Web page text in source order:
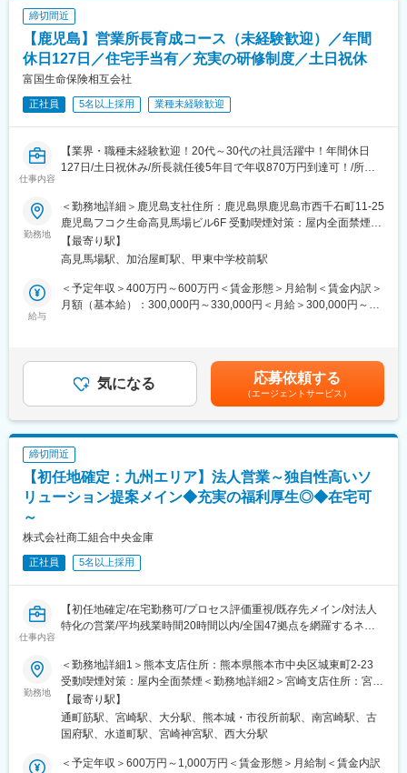
■アクサGについて
アクサは1817年にフランスで生まれ、世界51の国と地域にサービ
ス提供をする保険及び資産運用分野の世界的リーディングカンパ
ニーです。
を行う箇所を判断します。
（4）見積書の作成および事務・管理業務：修理費を算出し、修理
の計画を工場側と打ち合わせて見積書や報告書を提出します。
（5）示談交渉：お客さま、事故の相手方との交渉を行います。
他社と比較して業務の幅が広いです。これにより、業務の理解度
の場面でも調べる業務が含まれているため、多様な業務経験を得
ることができます。
■資格取得サポートについて
先輩の業務をサポートしながら、アジャスター資格取得に向けて
試験勉強に取り組んでいただきます。アジャスターは、立会調査
の基礎を学ぶ見習からスタートし、初級→3級→2級とランクアッ
資格取得に向けて各種社内研修と自研センター（損害保険会社が
設立した研修施設）での基礎研修で、働きながらアジャスターの
見習い資格取得後：概ね変わりません。プラス6万円程です。
初級資格取得を目指す(目安入社2年目、取得後377万円～414万
年目、取得後570万円～966万円)
変更の範囲：会社の定める業務
締切間近
【鹿児島】営業所長育成コース（未経験歓迎）／年間
休日127日／住宅手当有／充実の研修制度／土日祝休
富国生命保険相互会社
正社員 5名以上採用 業種未経験歓迎
仕事内容
【業界・職種未経験歓迎！20代～30代の社員活躍中！年間休日
127日/土日祝休み/所長就任後5年目で年収870万円到達可！/所定
■募集背景：
今後も全国461拠点におけるお客さまとのつながりを維持強化す
るため、多角的な視点から顧客支援ができる人材の育成を推進す
るための募集です。
■職務概要：
ております。
営業所長昇格後は全国461の各営業所で、マネジメント全般を担
当。数十名のお客さまアドバイザーのリーダーとして、業務のサ
■職務詳細：
・保険商品の提案を行うお客さまアドバイザーの採用・人事・育
成
・営業所の実績向上を目的とした、キャンペーンやイベントの企
画・運営
・基礎研修／通算3ヵ月（千葉ニュータウン研修センターにて）
最初の1ヵ月は座学でビジネスマナー、当社の歴史、生命保険の基
・現地研修／通算6ヵ月
配属先の営業所にてお客さまアドバイザーの新規採用、活動基盤
の開拓 、お客さま対応等の現場での個人営業を経験
↓
・事務研修／2ヵ月
お客さま対応や事務処理、経営費管理、労務管理等の習得
勤務地
＜勤務地詳細＞鹿児島支社住所：鹿児島県鹿児島市西千石町11-25
鹿児島フコク生命高見馬場ビル6F 受動喫煙対策：屋内全面禁煙変
更の範囲：会社の定める事業所
【最寄り駅】
高見馬場駅、加治屋町駅、甲東中学校前駅
給与
＜予定年収＞400万円～600万円＜賃金形態＞月給制＜賃金内訳＞
月額（基本給）：300,000円～330,000円＜月給＞300,000円～
万円■40万7000円／32歳、既婚、子1人、首都圏在住└月給33万
円+住宅手当4万円+家族手当3万7000円賃金はあくまでも目安の金
額であり、選考を通じて上下する可能性があります。月給(月額)は
固定手当を含めた表記です。
気になる 応募依頼する
（エージェントサービス）
締切間近
【初任地確定：九州エリア】法人営業～独自性高いソ
リューション提案メイン◆充実の福利厚生◎◆在宅可
～
株式会社商工組合中央金庫
正社員 5名以上採用
仕事内容
【初任地確定/在宅勤務可/プロセス評価重視/既存先メイン/対法人
特化の営業/平均残業時間20時間以内/全国47拠点を網羅するネッ
■職務概要：
法人の営業担当となり、九州エリアを主として各自50先～100先
の中小企業をメインとした事業者へ向けて様々な課題解決手段を
用いて提案営業を推進いただきます。
※プロジェクト事例：
https://shochu-saiyo.com/plus/project/002/
└大規模テーマパークの開設に際して当金庫がシンジケートロー
勤務地
＜勤務地詳細1＞熊本支店住所：熊本県熊本市中央区城東町2-23
受動喫煙対策：屋内全面禁煙＜勤務地詳細2＞宮崎支店住所：宮崎
県宮崎市錦町1-10 受動喫煙対策：屋内全面禁煙＜勤務地詳細3＞
大分支店住所：大分県大分市都町2-1-6 受動喫煙対策：屋内全面禁
煙変更の範囲：会社の定める事業所
【最寄り駅】
通町筋駅、宮崎駅、大分駅、熊本城・市役所前駅、南宮崎駅、古
国府駅、水道町駅、宮崎神宮駅、西大分駅
＜予定年収＞600万円～1,000万円＜賃金形態＞月給制＜賃金内訳